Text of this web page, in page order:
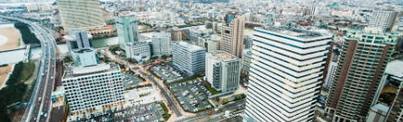
t
e
n
t